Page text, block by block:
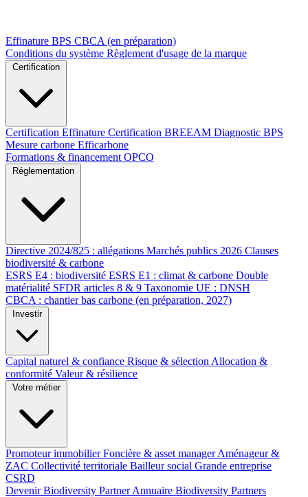
Effinature BPS CBCA (en préparation)
Conditions du système Règlement d'usage de la marque
Certification
Certification Effinature Certification BREEAM Diagnostic BPS
Mesure carbone Efficarbone
Formations & financement OPCO
Réglementation
Directive 2024/825 : allégations Marchés publics 2026 Clauses
biodiversité & carbone
ESRS E4 : biodiversité ESRS E1 : climat & carbone Double
matérialité SFDR articles 8 & 9 Taxonomie UE : DNSH
CBCA : chantier bas carbone (en préparation, 2027)
Investir
Capital naturel & confiance Risque & sélection Allocation &
conformité Valeur & résilience
Votre métier
Promoteur immobilierFoncière & asset managerAménageur &
ZAC Collectivité territoriale Bailleur social Grande entreprise
CSRD
Devenir Biodiversity PartnerAnnuaire Biodiversity Partners